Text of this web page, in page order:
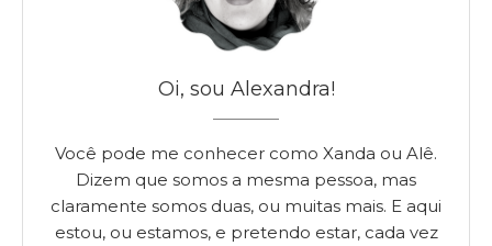
Oi, sou Alexandra!
Você pode me conhecer como Xanda ou Alê.
Dizem que somos a mesma pessoa, mas
claramente somos duas, ou muitas mais. E aqui
estou, ou estamos, e pretendo estar, cada vez